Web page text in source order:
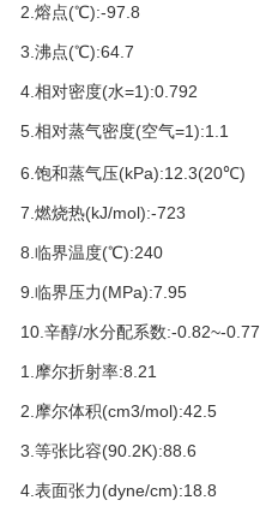
2.熔点(℃):-97.8
3.沸点(℃):64.7
4.相对密度(水=1):0.792
5.相对蒸气密度(空气=1):1.1
6.饱和蒸气压(kPa):12.3(20℃)
7.燃烧热(kJ/mol):-723
8.临界温度(℃):240
9.临界压力(MPa):7.95
10.辛醇/水分配系数:-0.82~-0.77
1.摩尔折射率:8.21
2.摩尔体积(cm3/mol):42.5
3.等张比容(90.2K):88.6
4.表面张力(dyne/cm):18.8